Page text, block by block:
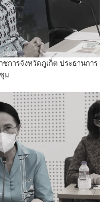
การจังหวัดภูเก็ต ประธานการ
ม